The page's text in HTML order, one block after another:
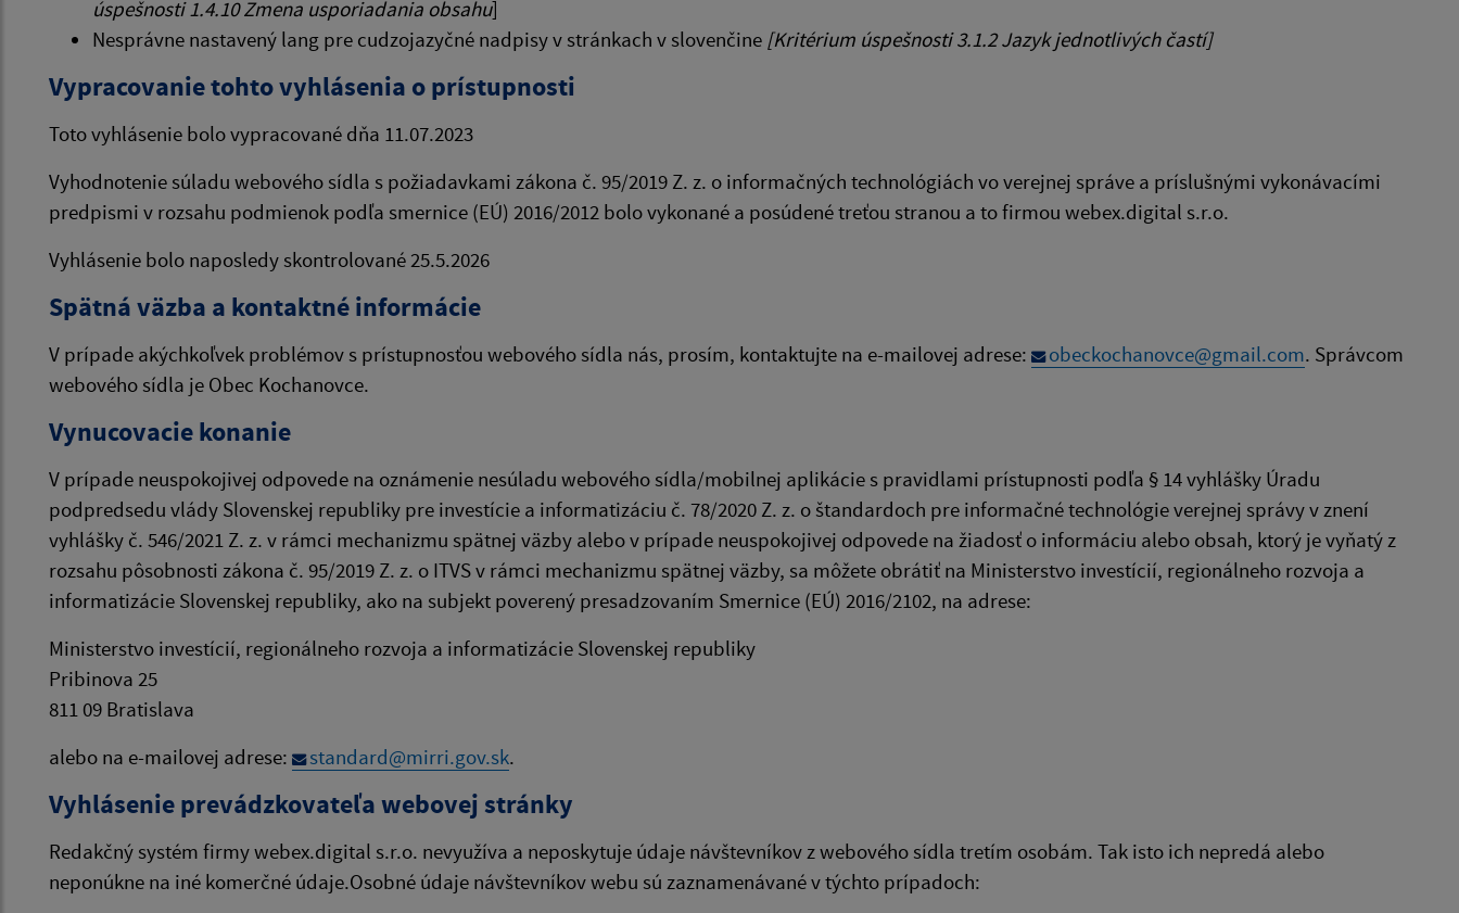
úspešnosti 1.4.10 Zmena usporiadania obsahu]
Nesprávne nastavený lang pre cudzojazyčné nadpisy v stránkach v slovenčine [Kritérium úspešnosti 3.1.2 Jazyk jednotlivých častí]
Vypracovanie tohto vyhlásenia o prístupnosti
Toto vyhlásenie bolo vypracované dňa 11.07.2023
Vyhodnotenie súladu webového sídla s požiadavkami zákona č. 95/2019 Z. z. o informačných technológiách vo verejnej správe a príslušnými vykonávacími
predpismi v rozsahu podmienok podľa smernice (EÚ) 2016/2012 bolo vykonané a posúdené treťou stranou a to firmou webex.digital s.r.o.
Vyhlásenie bolo naposledy skontrolované 25.5.2026
Spätná väzba a kontaktné informácie
V prípade akýchkoľvek problémov s prístupnosťou webového sídla nás, prosím, kontaktujte na e-mailovej adrese: obeckochanovce@gmail.com. Správcom
webového sídla je Obec Kochanovce.
Vynucovacie konanie
V prípade neuspokojivej odpovede na oznámenie nesúladu webového sídla/mobilnej aplikácie s pravidlami prístupnosti podľa § 14 vyhlášky Úradu
podpredsedu vlády Slovenskej republiky pre investície a informatizáciu č. 78/2020 Z. z. o štandardoch pre informačné technológie verejnej správy v znení
vyhlášky č. 546/2021 Z. z. v rámci mechanizmu spätnej väzby alebo v prípade neuspokojivej odpovede na žiadosť o informáciu alebo obsah, ktorý je vyňatý z
rozsahu pôsobnosti zákona č. 95/2019 Z. z. o ITVS v rámci mechanizmu spätnej väzby, sa môžete obrátiť na Ministerstvo investícií, regionálneho rozvoja a
informatizácie Slovenskej republiky, ako na subjekt poverený presadzovaním Smernice (EÚ) 2016/2102, na adrese:
Ministerstvo investícií, regionálneho rozvoja a informatizácie Slovenskej republiky
Pribinova 25
811 09 Bratislava
alebo na e-mailovej adrese:
standard@mirri.gov.sk.
Vyhlásenie prevádzkovateľa webovej stránky
Redakčný systém firmy webex.digital s.r.o. nevyužíva a neposkytuje údaje návštevníkov z webového sídla tretím osobám. Tak isto ich nepredá alebo
neponúkne na iné komerčné údaje.Osobné údaje návštevníkov webu sú zaznamenávané v týchto prípadoch: